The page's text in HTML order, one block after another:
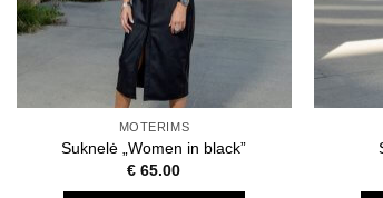
MOTERIMS
Suknelė „Women in black”
€ 65.00